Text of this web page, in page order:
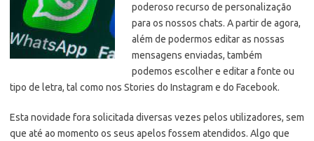
poderoso recurso de personalização
para os nossos chats. A partir de agora,
além de podermos editar as nossas
mensagens enviadas, também
podemos escolher e editar a fonte ou
tipo de letra, tal como nos Stories do Instagram e do Facebook.
Esta novidade fora solicitada diversas vezes pelos utilizadores, sem
que até ao momento os seus apelos fossem atendidos. Algo que